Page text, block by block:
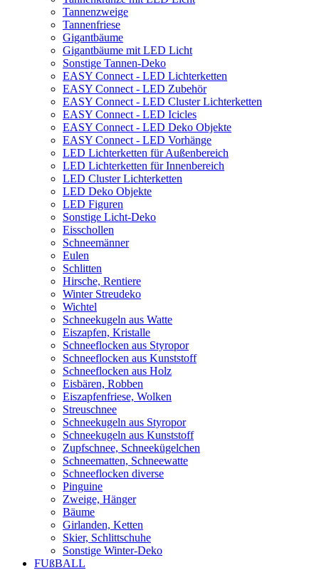
Tannenzweige
Tannenfriese
Gigantbäume
Gigantbäume mit LED Licht
Sonstige Tannen-Deko
EASY Connect - LED Lichterketten
EASY Connect - LED Zubehör
EASY Connect - LED Cluster Lichterketten
EASY Connect - LED Icicles
EASY Connect - LED Deko Objekte
EASY Connect - LED Vorhänge
LED Lichterketten für Außenbereich
LED Lichterketten für Innenbereich
LED Cluster Lichterketten
LED Deko Objekte
LED Figuren
Sonstige Licht-Deko
Eisschollen
Schneemänner
Eulen
Schlitten
Hirsche, Rentiere
Winter Streudeko
Wichtel
Schneekugeln aus Watte
Eiszapfen, Kristalle
Schneeflocken aus Styropor
Schneeflocken aus Kunststoff
Schneeflocken aus Holz
Eisbären, Robben
Eiszapfenfriese, Wolken
Streuschnee
Schneekugeln aus Styropor
Schneekugeln aus Kunststoff
Zupfschnee, Schneekügelchen
Schneematten, Schneewatte
Schneeflocken diverse
Pinguine
Zweige, Hänger
Bäume
Girlanden, Ketten
Skier, Schlittschuhe
Sonstige Winter-Deko
FUßBALL